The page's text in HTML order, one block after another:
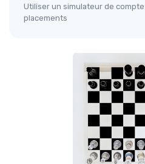
Utiliser un simulateur de
placements